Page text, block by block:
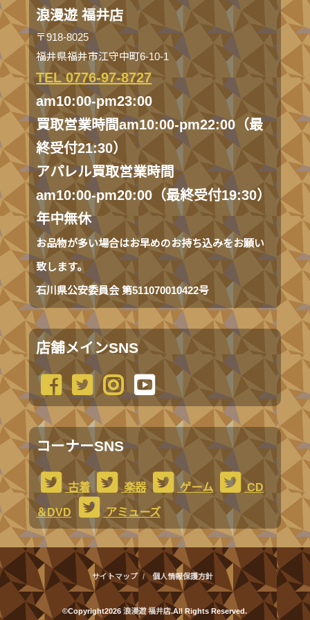
浪漫遊 福井店
〒918-8025
福井県福井市江守中町6-10-1
TEL 0776-97-8727
am10:00-pm23:00
買取営業時間am10:00-pm22:00（最
終受付21:30）
アパレル買取営業時間
am10:00-pm20:00（最終受付19:30）
年中無休
お品物が多い場合はお早めのお持ち込みをお願い
致します。
石川県公安委員会 第511070010422号
店舗メインSNS
コーナーSNS
古着 楽器 ゲーム
CD
＆DVD
アミューズ
サイトマップ 個人情報保護方針
©Copyright2026浪漫遊 福井店.All Rights Reserved.